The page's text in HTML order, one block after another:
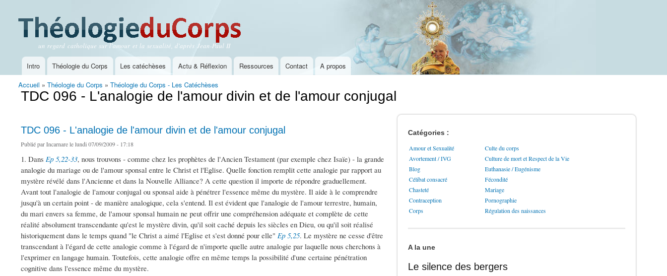
Théologie du Corps
un regard catholique sur l'amour et la sexualité, d'après Jean-Paul II
Menu principal
Intro Théologie du Corps Les catéchèses Actu & Réflexion Ressources Contact A propos
Vous êtes ici
Accueil » Théologie du Corps » Théologie du Corps - Les Catéchèses
TDC 096 - L'analogie de l'amour divin et de l'amour conjugal
TDC 096 - L'analogie de l'amour divin et de l'amour conjugal
Publié parIncarnarele lundi 07/09/2009 - 17:18
1. Dans Ep 5,22-33, nous trouvons - comme chez les prophètes de l'Ancien Testament (par exemple chez Isaïe) - la grande
analogie du mariage ou de l'amour sponsal entre le Christ et l'Eglise. Quelle fonction remplit cette analogie par rapport au
mystère révélé dans l'Ancienne et dans la Nouvelle Alliance? A cette question il importe de répondre graduellement.
Avant tout l'analogie de l'amour conjugal ou sponsal aide à pénétrer l'essence même du mystère. Il aide à le comprendre
jusqu'à un certain point - de manière analogique, cela s'entend. Il est évident que l'analogie de l'amour terrestre, humain,
du mari envers sa femme, de l'amour sponsal humain ne peut offrir une compréhension adéquate et complète de cette
réalité absolument transcendante qu'est le mystère divin, qu'il soit caché depuis les siècles en Dieu, ou qu'il soit réalisé
historiquement dans le temps quand "le Christ a aimé l'Eglise et s'est donné pour elle" Ep 5,25. Le mystère ne cesse d'être
transcendant à l'égard de cette analogie comme à l'égard de n'importe quelle autre analogie par laquelle nous cherchons à
l'exprimer en langage humain. Toutefois, cette analogie offre en même temps la possibilité d'une certaine pénétration
cognitive dans l'essence même du mystère.
Catégories :
Amour et Sexualité
Culte du corps
Avortement / IVG
Culture de mort et Respect de la Vie
Blog
Euthanasie / Eugénisme
Célibat consacré
Fécondité
Chasteté
Mariage
Contraception
Pornographie
Corps
Régulation des naissances
A la une
Le silence des bergers